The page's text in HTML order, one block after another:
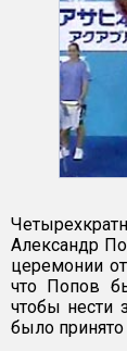
Александр
церемонии
что Попов
чтобы нести
было принято